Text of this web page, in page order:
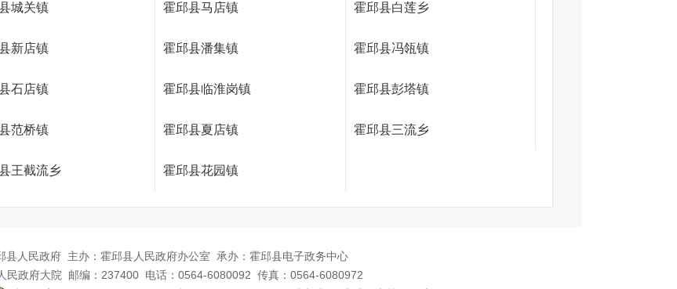
城关镇 霍邱县马店镇 霍邱县白莲乡
新店镇 霍邱县潘集镇 霍邱县冯瓴镇
石店镇 霍邱县临淮岗镇 霍邱县彭塔镇
范桥镇 霍邱县夏店镇 霍邱县三流乡
王截流乡 霍邱县花园镇
县人民政府 主办：霍邱县人民政府办公室
承办：霍邱县电子政务中心
民政府大院
邮编：237400 电话：0564-6080092 传真：0564-6080972